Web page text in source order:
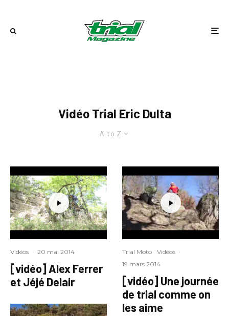
Vidéo Trial Eric Dulta
A to Z
Vidéos · 20 mai 2014
[vidéo] Alex Ferrer
et Jéjé Delair
Trial Moto Vidéos ·
19 mars 2014
[vidéo] Une journée
de trial comme on
les aime